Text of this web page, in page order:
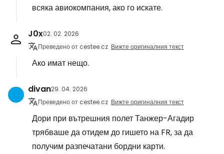
всяка авиокомпания, ако го искате.
J0x02. 02. 2026
Преведено от cestee.cz Вижте оригиналния текст
Ако имат нещо.
divan29. 04. 2026
Преведено от cestee.cz Вижте оригиналния текст
Дори при вътрешния полет Танжер-Агадир
трябваше да отидем до гишето на FR, за да
получим разпечатани бордни карти.